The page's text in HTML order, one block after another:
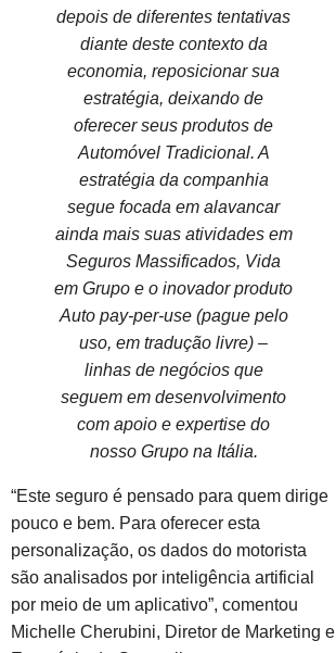
depois de diferentes tentativas
diante deste contexto da
economia, reposicionar sua
estratégia, deixando de
oferecer seus produtos de
Automóvel Tradicional. A
estratégia da companhia
segue focada em alavancar
ainda mais suas atividades em
Seguros Massificados, Vida
em Grupo e o inovador produto
Auto pay-per-use (pague pelo
uso, em tradução livre) –
linhas de negócios que
seguem em desenvolvimento
com apoio e expertise do
nosso Grupo na Itália.
“Este seguro é pensado para quem dirige
pouco e bem. Para oferecer esta
personalização, os dados do motorista
são analisados por inteligência artificial
por meio de um aplicativo”, comentou
Michelle Cherubini, Diretor de Marketing e